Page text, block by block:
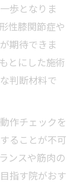
歩となりま
性膝関節症や
期待できま
とにした施術
判断材料で
作チェックを
ることが不可
ンスや筋肉の
指す院がおす